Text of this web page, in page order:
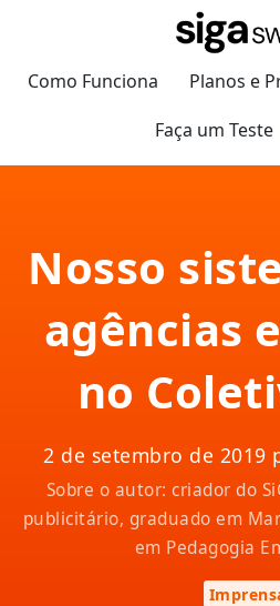
Como Funciona Planos e
Faça um Teste
Nosso
agências
no
2 de setembro de 2019
Sobre o autor: criador do
publicitário, graduado em
em Pedagogia